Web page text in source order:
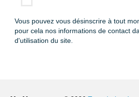
Vous pouvez vous désinscrire à tout
pour cela nos informations de contact
d'utilisation du site.